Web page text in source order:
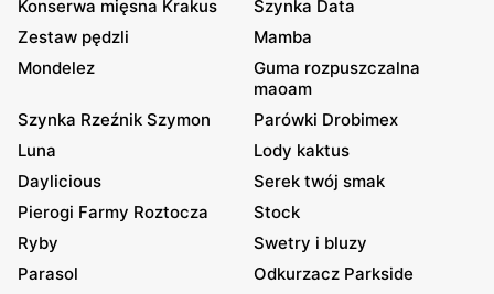
Konserwa mięsna Krakus
Szynka Data
Zestaw pędzli
Mamba
Mondelez
Guma rozpuszczalna
maoam
Szynka Rzeźnik Szymon
Parówki Drobimex
Luna
Lody kaktus
Daylicious
Serek twój smak
Pierogi Farmy Roztocza
Stock
Ryby
Swetry i bluzy
Parasol
Odkurzacz Parkside